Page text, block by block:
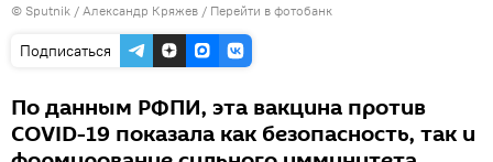
© Sputnik / Александр Кряжев / Перейти в фотобанк
Подписаться
По данным РФПИ, эта вакцина против
COVID-19 показала как безопасность, так и